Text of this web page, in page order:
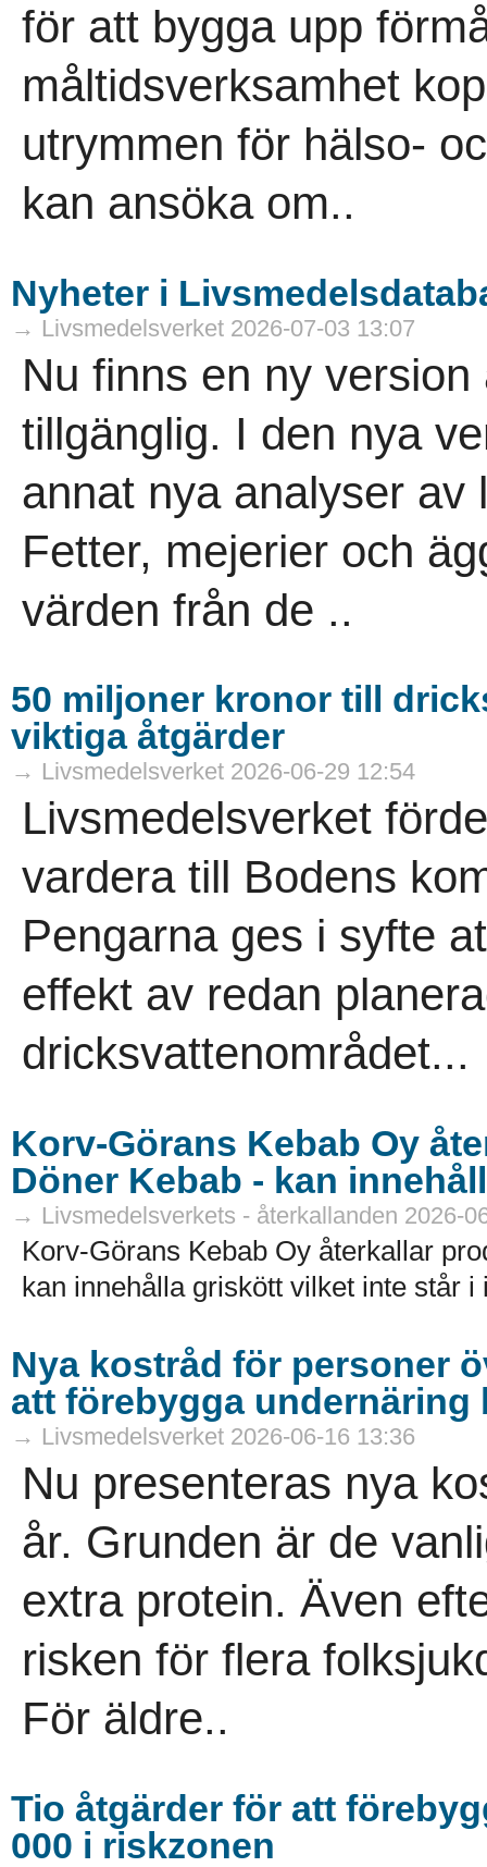
för att bygga upp
måltidsverksamhet
utrymmen för hälso-
kan ansöka om..
Nyheter i
→ Livsmedelsverket 2026-07-03 13:07
Nu finns en ny
tillgänglig. I den nya
annat nya analyser av
Fetter, mejerier och
värden från de ..
50 miljoner kronor till
viktiga åtgärder
→ Livsmedelsverket 2026-06-29 12:54
Livsmedelsverket
vardera till Bodens
Pengarna ges i syfte
effekt av redan
dricksvattenområdet...
Korv-Görans Kebab Oy
Döner Kebab - kan
→ Livsmedelsverkets - återkallanden 2026-
Korv-Görans Kebab Oy återkallar
kan innehålla griskött vilket inte står
Nya kostråd för personer
att förebygga undernäring
→ Livsmedelsverket 2026-06-16 13:36
Nu presenteras nya
år. Grunden är de
extra protein. Även
risken för flera
För äldre..
Tio åtgärder för att
000 i riskzonen